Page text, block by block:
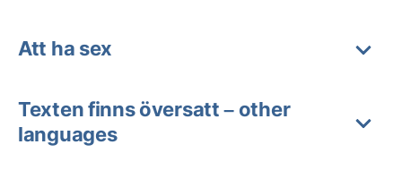
Att ha sex
Texten finns översatt – other
languages